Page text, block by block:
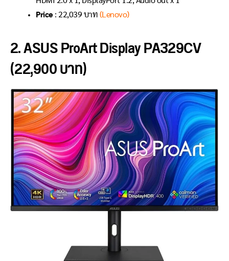
Price: 22,039 บาท (Lenovo)
2. ASUS ProArt Display PA329CV
(22,900 บาท)